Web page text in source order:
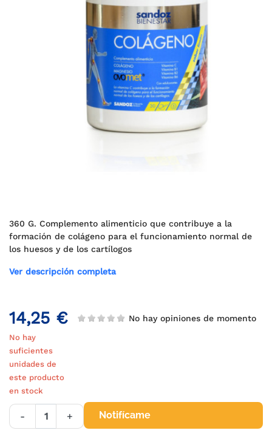
360 G. Complemento alimenticio que contribuye a la
formación de colágeno para el funcionamiento normal de
los huesos y de los cartílogos
Ver descripción completa
14,25 € No hay opiniones de momento
No hay
suficientes
unidades de
este producto
en stock
- + Notifícame